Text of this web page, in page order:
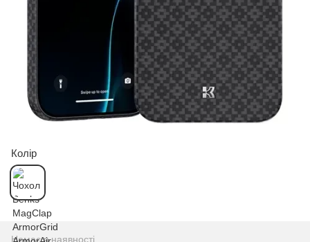
Колір
Немає в наявності